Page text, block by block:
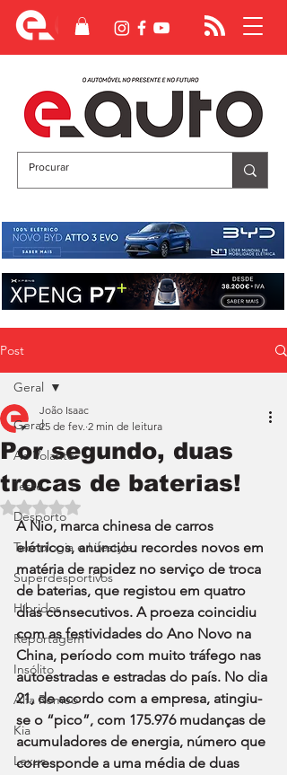
Post
Geral
Ao Volante
Teste
Desporto
Tecnologia e Lifestyle
Superdesportivos
Híbridos
Reportagem
Insólito
Alfa Romeo
Kia
Lexus
Geral
Por segundo, duas
trocas de baterias!
João Isaac
25 de fev. 2 min de leitura
Avaliado com NaN de 5 estrelas.
A Nio, marca chinesa de carros
elétricos, anunciou recordes novos em
matéria de rapidez no serviço de troca
de baterias, que registou em quatro
dias consecutivos. A proeza coincidiu
com as festividades do Ano Novo na
China, período com muito tráfego nas
autoestradas e estradas do país. No dia
21, de acordo com a empresa, atingiu-
se o “pico”, com 175.976 mudanças de
acumuladores de energia, número que
corresponde a uma média de duas